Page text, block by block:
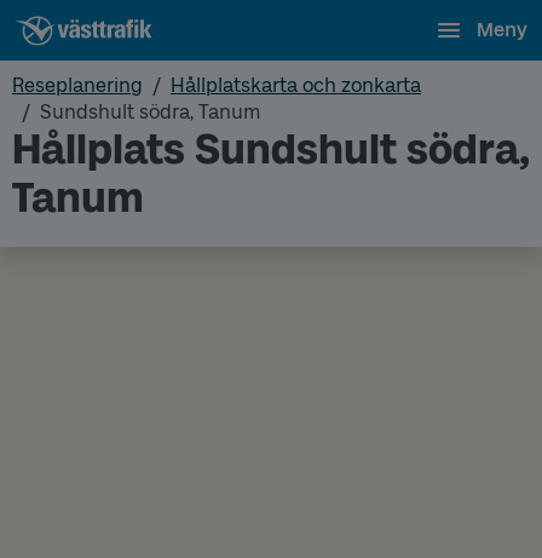
Meny
Reseplanering
Hållplatskarta och zonkarta
Sundshult södra, Tanum
Hållplats Sundshult södra,
Tanum